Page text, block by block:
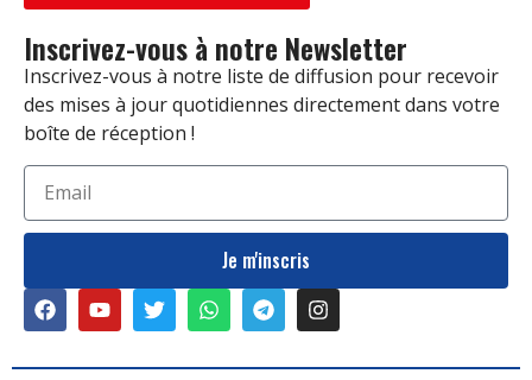
Inscrivez-vous à notre Newsletter
Inscrivez-vous à notre liste de diffusion pour recevoir
des mises à jour quotidiennes directement dans votre
boîte de réception !
Je m'inscris